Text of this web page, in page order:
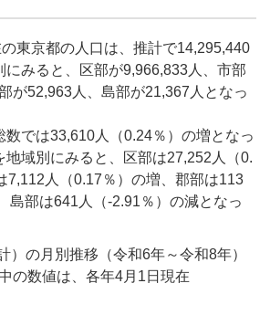
東京都の人口は、推計で14,295,440
にみると、区部が9,966,833人、市部
が52,963人、島部が21,367人となっ
数では33,610人（0.24％）の増となっ
地域別にみると、区部は27,252人（0.
7,112人（0.17％）の増、郡部は113
島部は641人（-2.91％）の減となっ
の月別推移（令和6年～令和8年）
の数値は、各年4月1日現在